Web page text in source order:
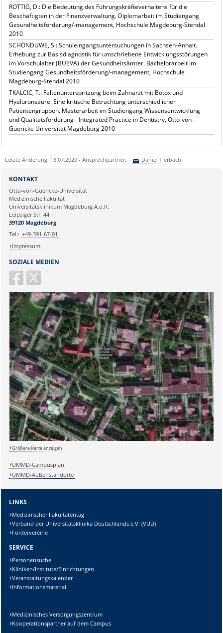
ROTTIG, D.: Die Bedeutung des Führungskräfteverhaltens für die
Beschäftigten in der Finanzverwaltung. Diplomarbeit im Studiengang
Gesundheitsförderung/-management, Hochschule Magdeburg-Stendal
2010
SCHÖNDUWE, S.: Schuleingangsuntersuchungen in Sachsen-Anhalt.
Erhebung zur Basisdiagnostik für umschriebene Entwicklungsstörungen
im Vorschulalter (BUEVA) der Gesundheitsämter. Bachelorarbeit im
Studiengang Gesundheitsförderung/-management, Hochschule
Magdeburg-Stendal 2010
TKALCIC, T.: Faltenunterspritzung beim Zahnarzt mit Botox und
Hyaluronsäure. Eine kritische Betrachtung unterschiedlicher
Patientengruppen. Masterarbeit im Studiengang Wissensentwicklung
und Qualitätsförderung - Integrated Practice in Dentistry, Otto-von-
Guericke Universität Magdeburg 2010
Letzte Änderung: 13.07.2020 - Ansprechpartner: Daniel Tierbach
Ihre E-Mailadresse:
Ihr Anliegen:
SOZIALE MEDIEN
KONTAKT
Otto-von-Guericke-Universität
Medizinische Fakultät
Universitätsklinikum Magdeburg A.ö.R.
Leipziger Str. 44
39120 Magdeburg
Tel.: +49-391-67-01
Impressum
Größere Karte anzeigen
UMMD-Campusplan
UMMD-Außenstandorte
LINKS
Medizinischer Fakultätentag
Verband der Universitätsklinika Deutschlands e.V. (VUD)
Fördervereine
SERVICE
Personensuche
Kliniken/Institute/Einrichtungen
Veranstaltungskalender
Informationsmaterial
Medizinisches Versorgungszentrum
Kooperationspartner auf dem Campus